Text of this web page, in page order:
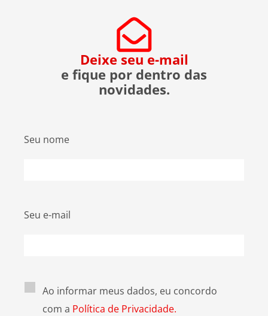
Deixe seu e-mail
e fique por dentro das
novidades.
Seu nome
Seu e-mail
Ao informar meus dados, eu concordo
com a Política de Privacidade.